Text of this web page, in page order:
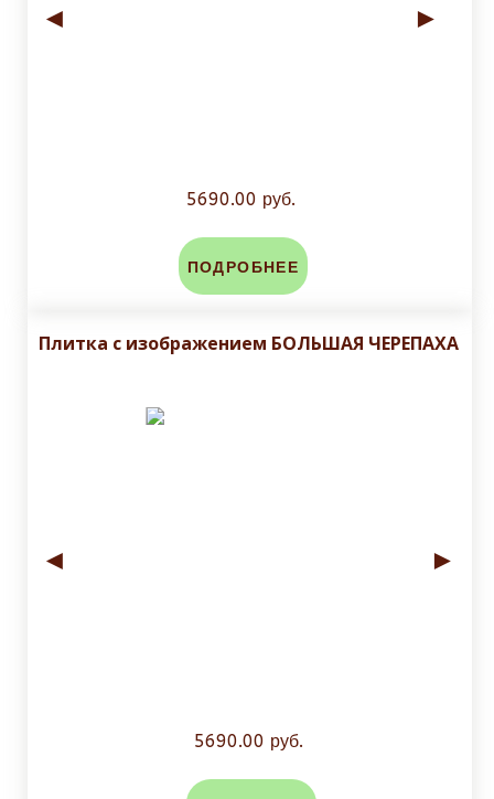
◄ ►
5690.00 руб.
ПОДРОБНЕЕ
Плитка с изображением БОЛЬШАЯ ЧЕРЕПАХА
◄ ►
5690.00 руб.